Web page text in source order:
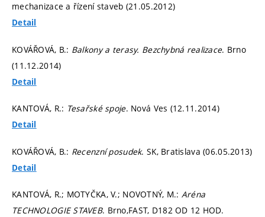
mechanizace a řízení staveb (21.05.2012)
Detail
KOVÁŘOVÁ, B.: Balkony a terasy. Bezchybná realizace. Brno
(11.12.2014)
Detail
KANTOVÁ, R.: Tesařské spoje. Nová Ves (12.11.2014)
Detail
KOVÁŘOVÁ, B.: Recenzní posudek. SK, Bratislava (06.05.2013)
Detail
KANTOVÁ, R.; MOTYČKA, V.; NOVOTNÝ, M.: Aréna
TECHNOLOGIE STAVEB. Brno,FAST, D182 OD 12 HOD.